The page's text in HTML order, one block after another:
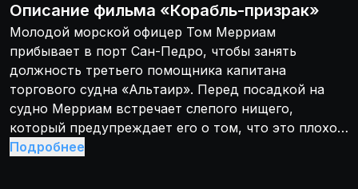
Описание фильма «Корабль-призрак»
Молодой морской офицер Том Мерриам
прибывает в порт Сан-Педро, чтобы занять
должность третьего помощника капитана
торгового судна «Альтаир». Перед посадкой на
судно Мерриам встречает слепого нищего,
который предупреждает его о том, что это плохой
корабль. Это сообщение не вызывает у молодого
Подробнее